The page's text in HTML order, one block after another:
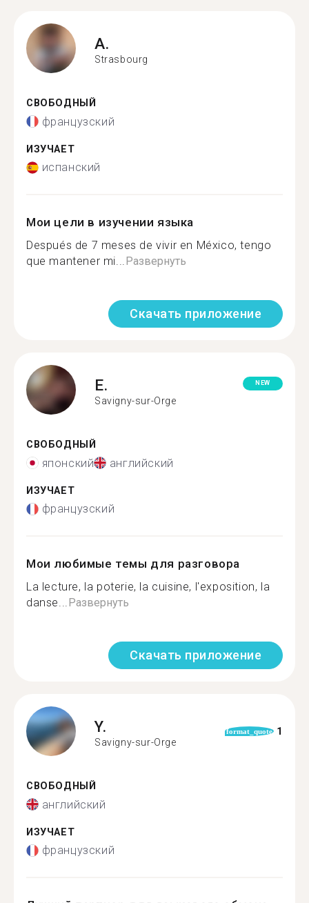
A.
Strasbourg
СВОБОДНЫЙ
французский
ИЗУЧАЕТ
испанский
Мои цели в изучении языка
Después de 7 meses de vivir en México, tengo
que mantener mi...Развернуть
Скачать приложение
E.
Savigny-sur-Orge
NEW
СВОБОДНЫЙ
японский английский
ИЗУЧАЕТ
французский
Мои любимые темы для разговора
La lecture, la poterie, la cuisine, l'exposition, la
danse...Развернуть
Скачать приложение
Y.
Savigny-sur-Orge
format_quote 1
СВОБОДНЫЙ
английский
ИЗУЧАЕТ
французский